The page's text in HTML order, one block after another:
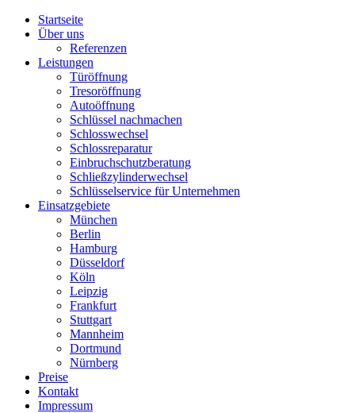
Startseite
Über uns
Referenzen
Leistungen
Türöffnung
Tresoröffnung
Аutoöffnung
Schlüssel nachmachen
Schlosswechsel
Schlossreparatur
Einbruchschutzberatung
Schließzylinderwechsel
Schlüsselservice für Unternehmen
Einsatzgebiete
München
Berlin
Hamburg
Düsseldorf
Köln
Leipzig
Frankfurt
Stuttgart
Mannheim
Dortmund
Nürnberg
Preise
Kontakt
Impressum